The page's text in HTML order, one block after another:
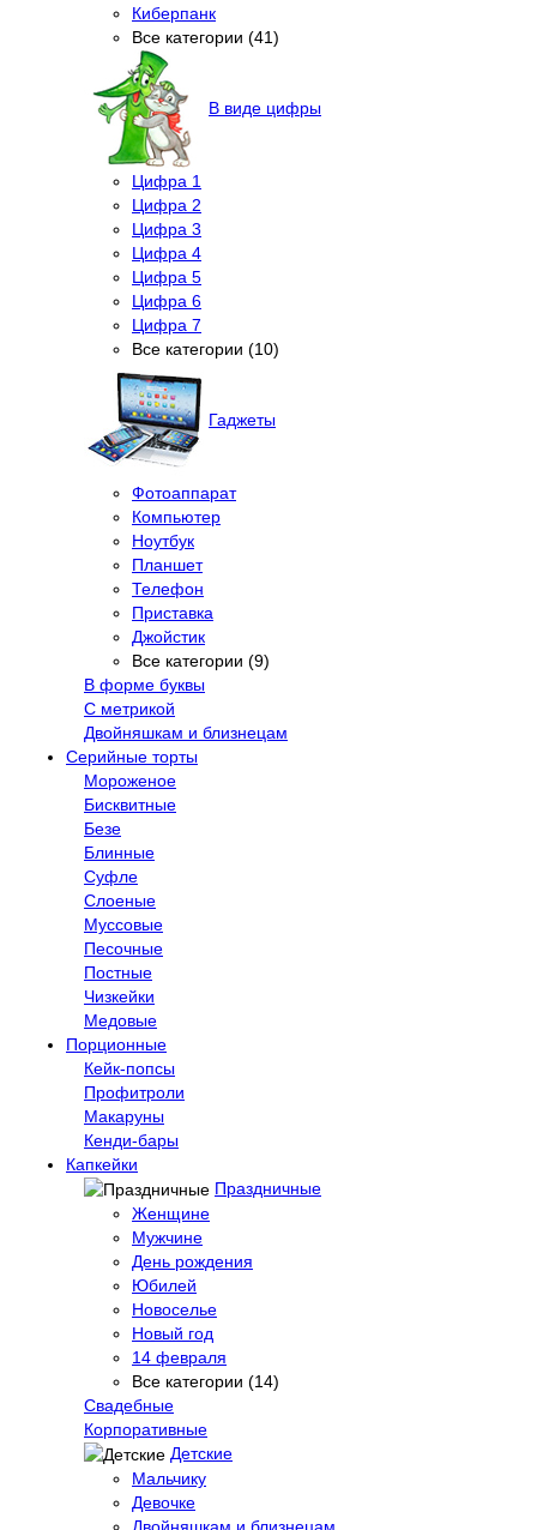
Киберпанк
Все категории (41)
В виде цифры
Цифра 1
Цифра 2
Цифра 3
Цифра 4
Цифра 5
Цифра 6
Цифра 7
Все категории (10)
Гаджеты
Фотоаппарат
Компьютер
Ноутбук
Планшет
Телефон
Приставка
Джойстик
Все категории (9)
В форме буквы
С метрикой
Двойняшкам и близнецам
Серийные торты
Мороженое
Бисквитные
Безе
Блинные
Суфле
Слоеные
Муссовые
Песочные
Постные
Чизкейки
Медовые
Порционные
Кейк-попсы
Профитроли
Макаруны
Кенди-бары
Капкейки
Праздничные
Женщине
Мужчине
День рождения
Юбилей
Новоселье
Новый год
14 февраля
Все категории (14)
Свадебные
Корпоративные
Детские
Мальчику
Девочке